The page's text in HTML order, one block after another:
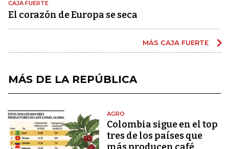
CAJA FUERTE
El corazón de Europa se seca
MÁS CAJA FUERTE
MÁS DE LA REPÚBLICA
AGRO
Colombia sigue en el top
tres de los países que